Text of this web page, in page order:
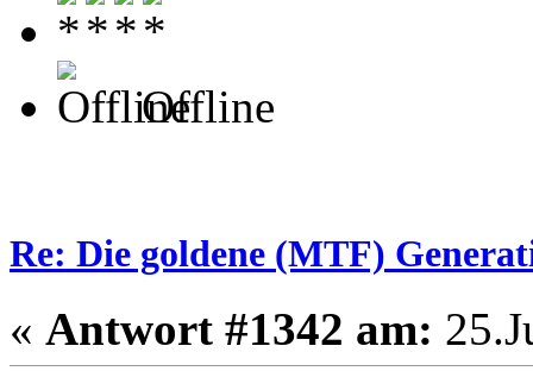
Offline
Re: Die goldene (MTF)
« Antwort #1342 am: